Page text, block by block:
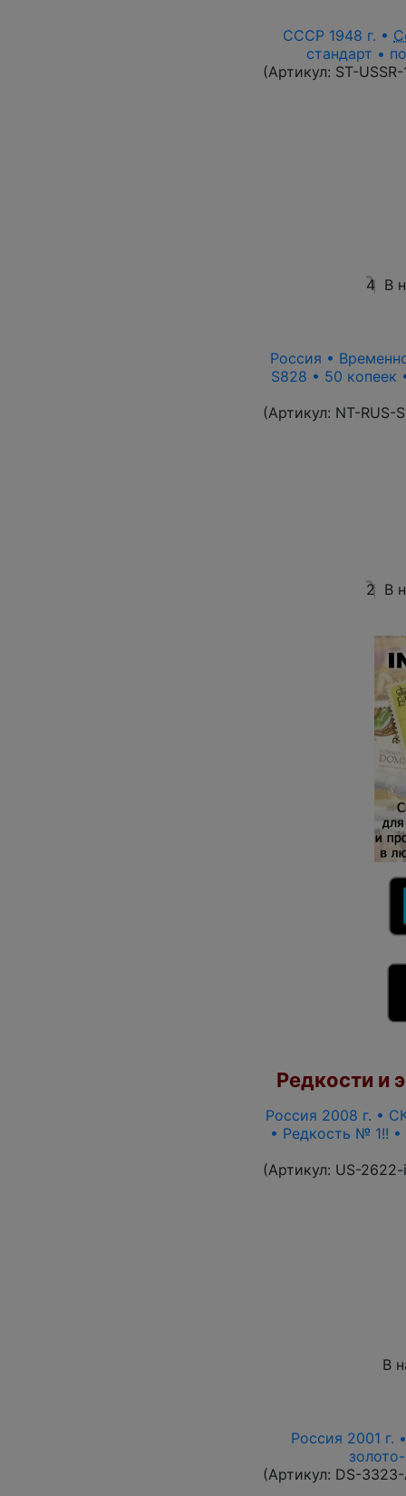
СССР 1948 г. •
стандарт •
(Артикул: ST-
4 В
Россия •
S828 • 50 копеек
(Артикул: NT-RUS-
2 В
Редкости и
Россия 2008 г. •
• Редкость № 1!!
(Артикул: US-
В
Россия 2001 г.
(Артикул: DS-